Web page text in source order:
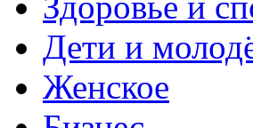
Дети и
Женское